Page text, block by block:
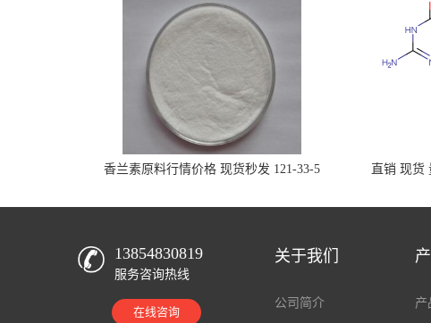
香兰素原料行情价格 现货秒发 121-33-5 直销 现货
13854830819
服务咨询热线
在线咨询
关于我们
公司简介 产